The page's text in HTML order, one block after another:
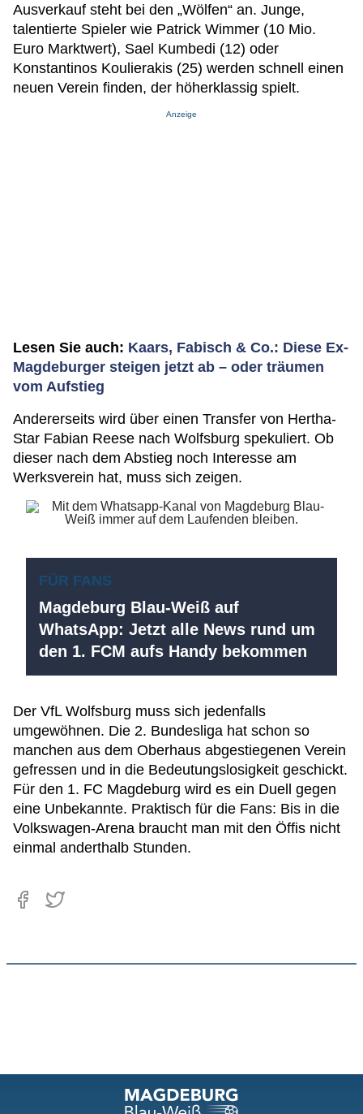
Ausverkauf steht bei den „Wölfen“ an. Junge,
talentierte Spieler wie Patrick Wimmer (10 Mio.
Euro Marktwert), Sael Kumbedi (12) oder
Konstantinos Koulierakis (25) werden schnell einen
neuen Verein finden, der höherklassig spielt.
Anzeige
Lesen Sie auch: Kaars, Fabisch & Co.: Diese Ex-
Magdeburger steigen jetzt ab – oder träumen
vom Aufstieg
Andererseits wird über einen Transfer von Hertha-
Star Fabian Reese nach Wolfsburg spekuliert. Ob
dieser nach dem Abstieg noch Interesse am
Werksverein hat, muss sich zeigen.
FÜR FANS
Magdeburg Blau-Weiß auf
WhatsApp: Jetzt alle News rund um
den 1. FCM aufs Handy bekommen
Der VfL Wolfsburg muss sich jedenfalls
umgewöhnen. Die 2. Bundesliga hat schon so
manchen aus dem Oberhaus abgestiegenen Verein
gefressen und in die Bedeutungslosigkeit geschickt.
Für den 1. FC Magdeburg wird es ein Duell gegen
eine Unbekannte. Praktisch für die Fans: Bis in die
Volkswagen-Arena braucht man mit den Öffis nicht
einmal anderthalb Stunden.